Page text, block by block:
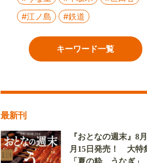
#江ノ島
#鉄道
キーワード一覧
最新刊
『おとなの週末』8
月15日発売！ 大特
「夏の粋、うなぎ」